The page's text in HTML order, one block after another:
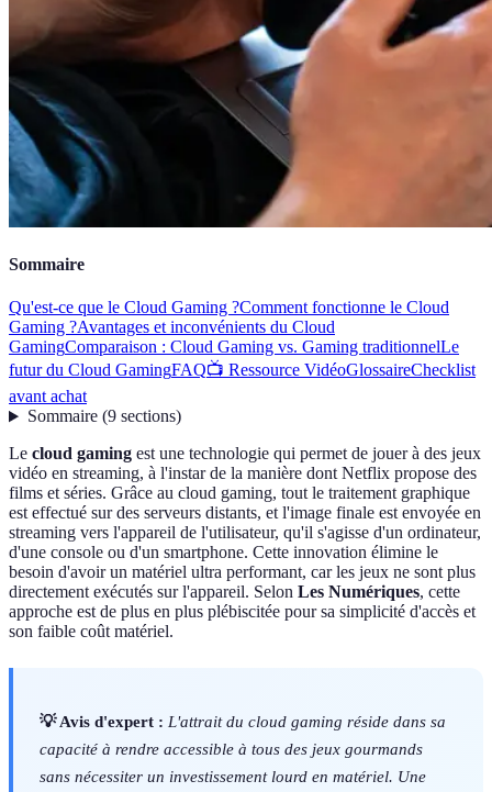
Sommaire
Qu'est-ce que le Cloud Gaming ?Comment fonctionne le Cloud
Gaming ?Avantages et inconvénients du Cloud
GamingComparaison : Cloud Gaming vs. Gaming traditionnelLe
futur du Cloud GamingFAQ📺 Ressource VidéoGlossaireChecklist
avant achat
Sommaire(9 sections)
Le cloud gaming est une technologie qui permet de jouer à des jeux
vidéo en streaming, à l'instar de la manière dont Netflix propose des
films et séries. Grâce au cloud gaming, tout le traitement graphique
est effectué sur des serveurs distants, et l'image finale est envoyée en
streaming vers l'appareil de l'utilisateur, qu'il s'agisse d'un ordinateur,
d'une console ou d'un smartphone. Cette innovation élimine le
besoin d'avoir un matériel ultra performant, car les jeux ne sont plus
directement exécutés sur l'appareil. Selon Les Numériques, cette
approche est de plus en plus plébiscitée pour sa simplicité d'accès et
son faible coût matériel.
💡 Avis d'expert : L'attrait du cloud gaming réside dans sa
capacité à rendre accessible à tous des jeux gourmands
sans nécessiter un investissement lourd en matériel. Une